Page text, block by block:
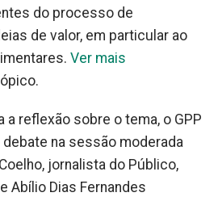
do processo de
de valor, em particular ao
Ver mais
a reflexão sobre o tema, o GPP
na sessão moderada
jornalista do Público,
Abílio Dias Fernandes